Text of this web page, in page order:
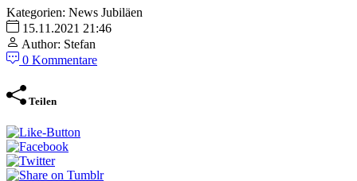
Kategorien: News Jubiläen
15.11.2021 21:46
Author: Stefan
0 Kommentare
Teilen